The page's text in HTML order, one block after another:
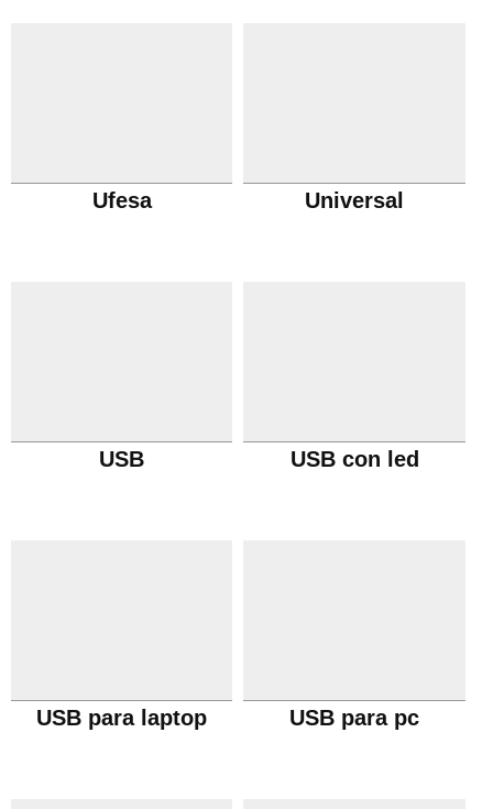
Ufesa Universal
USB USB con led
USB para laptop USB para pc